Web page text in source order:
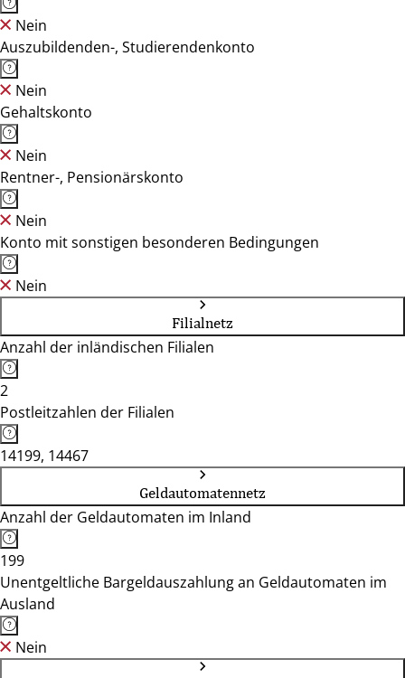
Nein
Auszubildenden-, Studierendenkonto
Nein
Gehaltskonto
Nein
Rentner-, Pensionärskonto
Nein
Konto mit sonstigen besonderen Bedingungen
Nein
Filialnetz
Anzahl der inländischen Filialen
2
Postleitzahlen der Filialen
14199, 14467
Geldautomatennetz
Anzahl der Geldautomaten im Inland
199
Unentgeltliche Bargeldauszahlung an Geldautomaten im
Ausland
Nein